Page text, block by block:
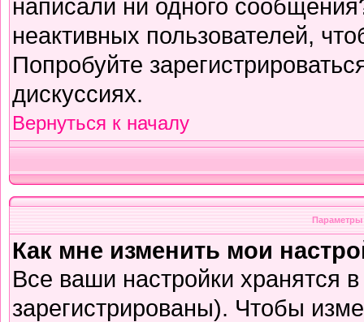
написали ни одного
неактивных пользователей,
Попробуйте
дискуссиях.
Вернуться к началу
Параметры
Как мне изменить мои
Все ваши настройки хранятся
зарегистрированы). Чтобы